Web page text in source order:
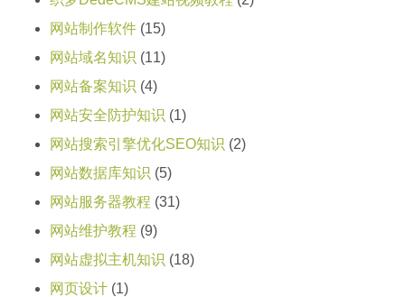
网站制作软件 (15)
网站域名知识 (11)
网站备案知识 (4)
网站安全防护知识 (1)
网站搜索引擎优化SEO知识 (2)
网站数据库知识 (5)
网站服务器教程 (31)
网站维护教程 (9)
网站虚拟主机知识 (18)
网页设计 (1)